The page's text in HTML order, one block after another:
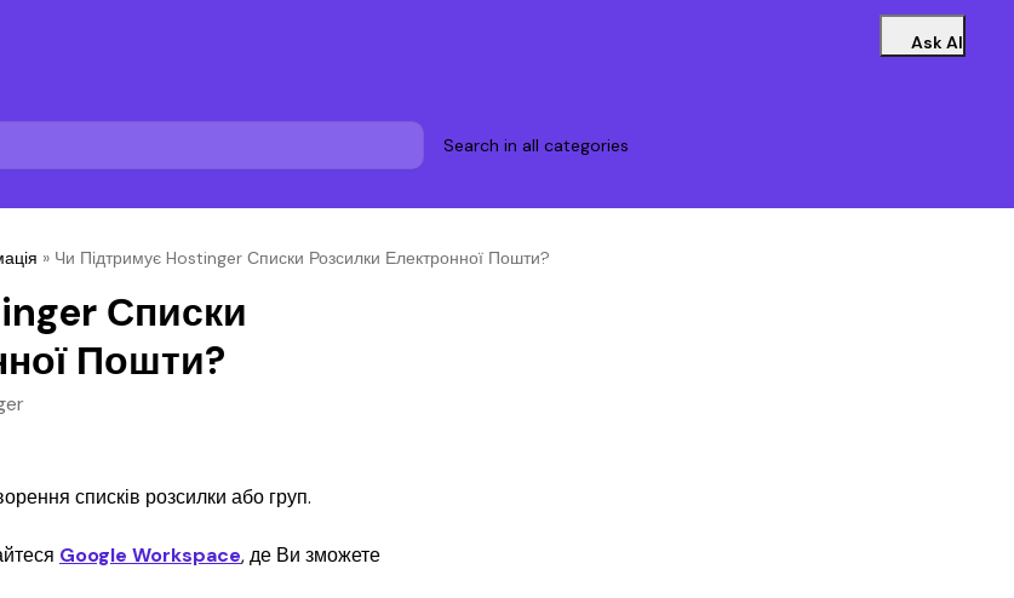
Ask AI
Search in all categories
» Чи Підтримує Hostinger Списки Розсилки Електронної Пошти?
Списки
Пошти?
списків розсилки або груп.
Google Workspace, де Ви зможете